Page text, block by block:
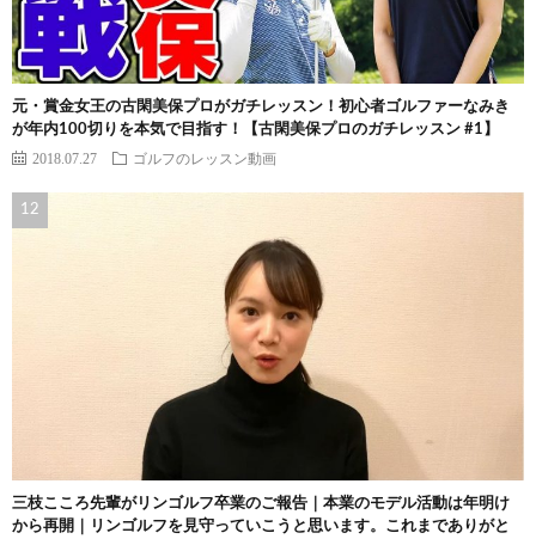
元・賞金女王の古閑美保プロがガチレッスン！初心者ゴルファーなみき
が年内100切りを本気で目指す！【古閑美保プロのガチレッスン #1】
2018.07.27 ゴルフのレッスン動画
三枝こころ先輩がリンゴルフ卒業のご報告｜本業のモデル活動は年明け
から再開｜リンゴルフを見守っていこうと思います。これまでありがと